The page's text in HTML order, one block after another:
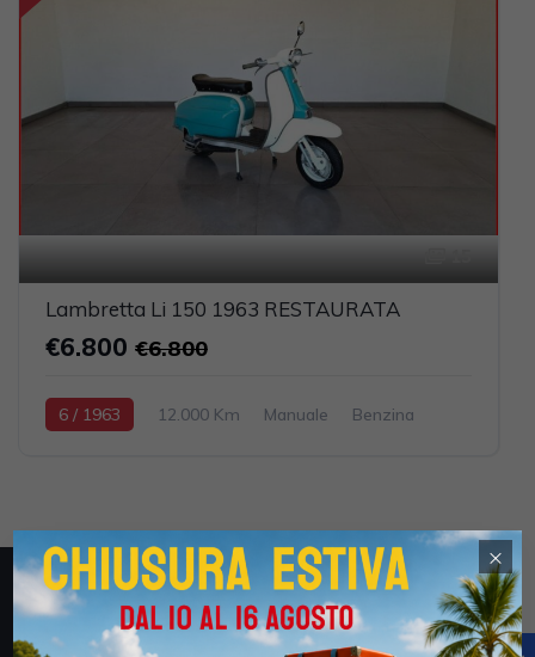
Lambretta Li 150 1963 RESTAURATA
€6.800 €6.800
6 / 1963 12.000 Km Manuale
Benzina
×